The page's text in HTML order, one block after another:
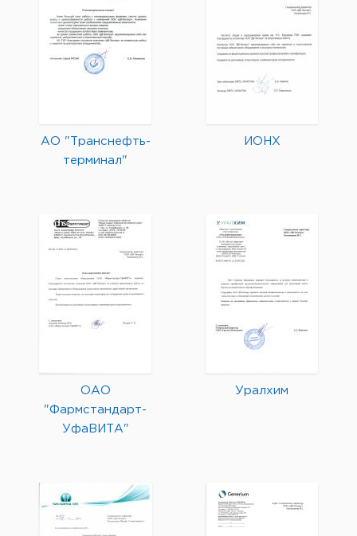
АО "Транснефть-
терминал"
ИОНХ
ОАО
"Фармстандарт-
УфаВИТА"
Уралхим